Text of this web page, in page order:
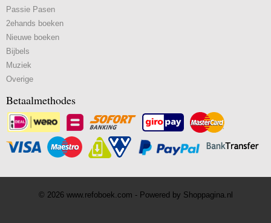
Passie Pasen
2ehands boeken
Nieuwe boeken
Bijbels
Muziek
Overige
Betaalmethodes
© 2026 www.refoboek.com - Powered by Shoppagina.nl